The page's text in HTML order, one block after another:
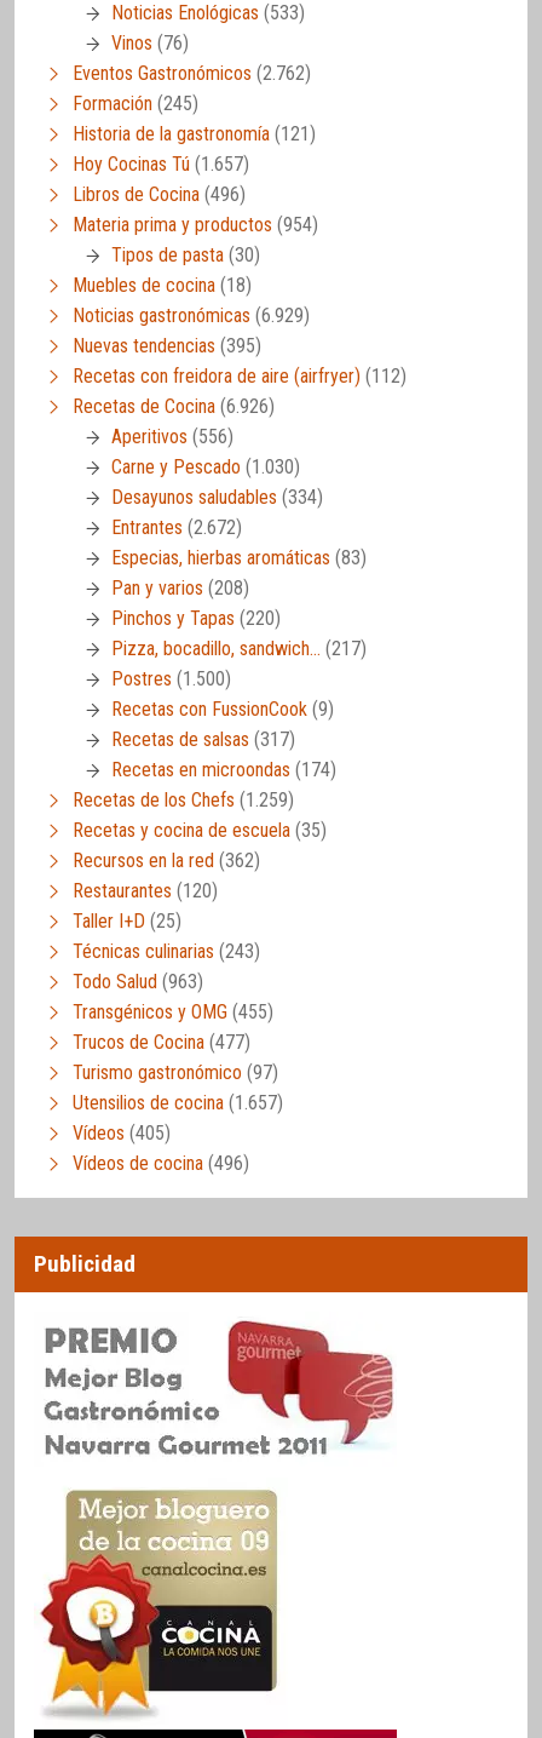
Noticias Enológicas (533)
Vinos (76)
Eventos Gastronómicos (2.762)
Formación (245)
Historia de la gastronomía (121)
Hoy Cocinas Tú (1.657)
Libros de Cocina (496)
Materia prima y productos (954)
Tipos de pasta (30)
Muebles de cocina (18)
Noticias gastronómicas (6.929)
Nuevas tendencias (395)
Recetas con freidora de aire (airfryer) (112)
Recetas de Cocina (6.926)
Aperitivos (556)
Carne y Pescado (1.030)
Desayunos saludables (334)
Entrantes (2.672)
Especias, hierbas aromáticas (83)
Pan y varios (208)
Pinchos y Tapas (220)
Pizza, bocadillo, sandwich… (217)
Postres (1.500)
Recetas con FussionCook (9)
Recetas de salsas (317)
Recetas en microondas (174)
Recetas de los Chefs (1.259)
Recetas y cocina de escuela (35)
Recursos en la red (362)
Restaurantes (120)
Taller I+D (25)
Técnicas culinarias (243)
Todo Salud (963)
Transgénicos y OMG (455)
Trucos de Cocina (477)
Turismo gastronómico (97)
Utensilios de cocina (1.657)
Vídeos (405)
Vídeos de cocina (496)
Publicidad